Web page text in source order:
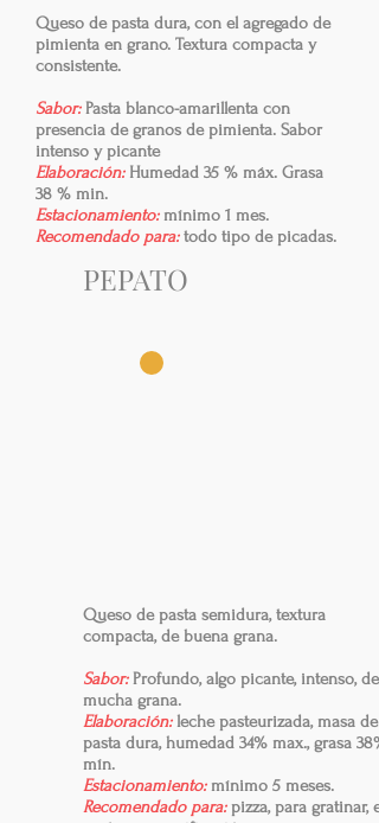
Queso de pasta dura, con el agregado de
pimienta en grano. Textura compacta y
consistente.
Sabor:Pasta blanco-amarillenta con
presencia de granos de pimienta. Sabor
intenso y picante
Elaboración:Humedad 35 % máx. Grasa
38 % min.
Estacionamiento:mínimo 1 mes.
Recomendado para:todo tipo de picadas.
PEPATO
Queso de pasta semidura, textura
compacta, de buena grana.
Sabor:Profundo, algo picante, intenso, de
mucha grana.
Elaboración:leche pasteurizada, masa de
pasta dura, humedad 34% max., grasa 38%
mín.
Estacionamiento:mínimo 5 meses.
Recomendado para:pizza, para gratinar,